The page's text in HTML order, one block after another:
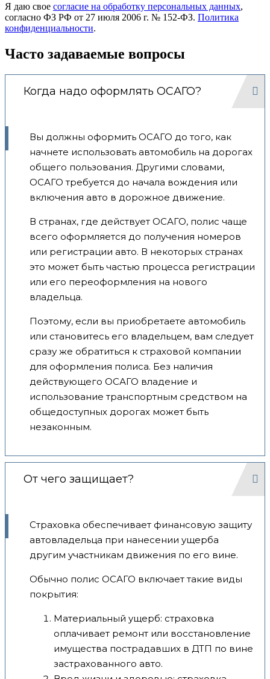
Я даю свое согласие на обработку персональных данных,
согласно ФЗ РФ от 27 июля 2006 г. № 152-ФЗ. Политика
конфиденциальности.
Часто задаваемые вопросы
Когда надо оформлять ОСАГО?
Вы должны оформить ОСАГО до того, как
начнете использовать автомобиль на дорогах
общего пользования. Другими словами,
ОСАГО требуется до начала вождения или
включения авто в дорожное движение.
В странах, где действует ОСАГО, полис чаще
всего оформляется до получения номеров
или регистрации авто. В некоторых странах
это может быть частью процесса регистрации
или его переоформления на нового
владельца.
Поэтому, если вы приобретаете автомобиль
или становитесь его владельцем, вам следует
сразу же обратиться к страховой компании
для оформления полиса. Без наличия
действующего ОСАГО владение и
использование транспортным средством на
общедоступных дорогах может быть
незаконным.
От чего защищает?
Страховка обеспечивает финансовую защиту
автовладельца при нанесении ущерба
другим участникам движения по его вине.
Обычно полис ОСАГО включает такие виды
покрытия:
Материальный ущерб: страховка
оплачивает ремонт или восстановление
имущества пострадавших в ДТП по вине
застрахованного авто.